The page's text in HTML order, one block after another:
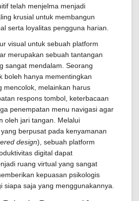
telah menjelma menjadi
krusial untuk membangun
serta loyalitas pengguna harian.
visual untuk sebuah platform
merupakan sebuah tantangan
sangat mendalam. Seorang
boleh hanya mementingkan
mencolok, melainkan harus
respons tombol, keterbacaan
penempatan menu navigasi agar
oleh jari tangan. Melalui
berpusat pada kenyamanan
design), sebuah platform
digital dapat
ruang virtual yang sangat
kepuasan psikologis
siapa saja yang menggunakannya.